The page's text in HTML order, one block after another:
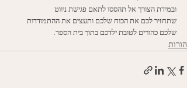
ובמידת הצורך אל תהססו לתאם פגישת ניווט
שתחזיר לכם את הכוח שלכם ותעצים את ההתמודדות
שלכם כהורים לטובת ילדכם בתוך בית הספר.
הורות